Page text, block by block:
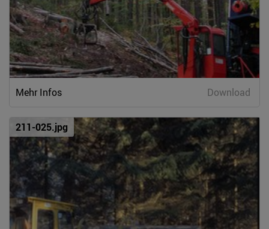
Mehr Infos Download
211-025.jpg